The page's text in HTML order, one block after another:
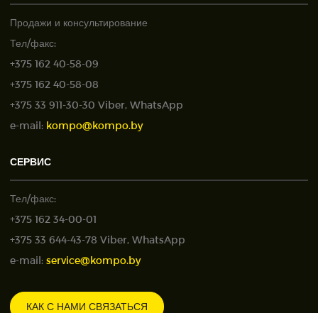
Продажи и консультирование
Тел/факс:
+375 162 40-58-09
+375 162 40-58-08
+375 33 911-30-30 Viber, WhatsApp
e-mail: kompo@kompo.by
СЕРВИС
Тел/факс:
+375 162 34-00-01
+375 33 644-43-78 Viber, WhatsApp
e-mail: service@kompo.by
КАК С НАМИ СВЯЗАТЬСЯ